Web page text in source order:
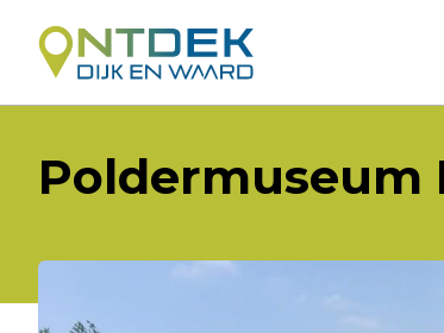
Poldermuseum